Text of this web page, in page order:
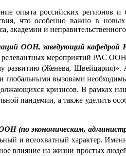
опыта российских регионов и
что особенно важно в
академии и неправительственного
ООН, заведующий
релевантных мероприятий РАС
развитию (Женева, Швейцария)».
вызовами
кризисов. В рамках
пандемии, а также уделить
(по экономическим,
и всеохватный характер.
влияние на жизни простых